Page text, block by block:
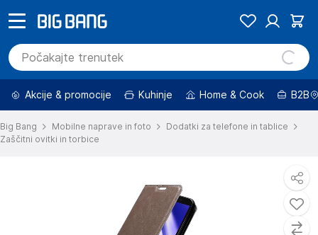
Akcije & promocije Kuhinje Home & Cook B2B
Big Bang Mobilne naprave in foto
Dodatki za telefone in tablice
Zaščitni ovitki in torbice